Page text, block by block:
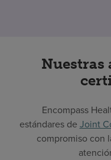
Nuestras
Encompass
estándares de Joint
compromiso con